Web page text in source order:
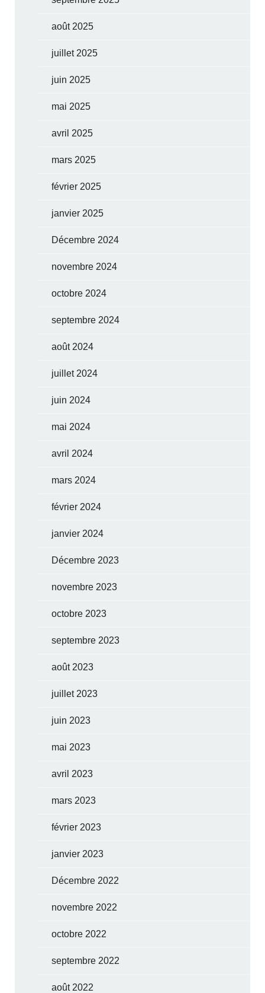
août 2025
juillet 2025
juin 2025
mai 2025
avril 2025
mars 2025
février 2025
janvier 2025
Décembre 2024
novembre 2024
octobre 2024
septembre 2024
août 2024
juillet 2024
juin 2024
mai 2024
avril 2024
mars 2024
février 2024
janvier 2024
Décembre 2023
novembre 2023
octobre 2023
septembre 2023
août 2023
juillet 2023
juin 2023
mai 2023
avril 2023
mars 2023
février 2023
janvier 2023
Décembre 2022
novembre 2022
octobre 2022
septembre 2022
août 2022